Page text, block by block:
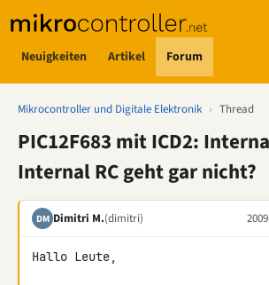
Neuigkeiten Artikel Forum
Mikrocontroller und Digitale Elektronik › Thread
PIC12F683 mit ICD2:
Internal RC geht gar nicht?
DM Dimitri M.(dimitri)
Hallo Leute,